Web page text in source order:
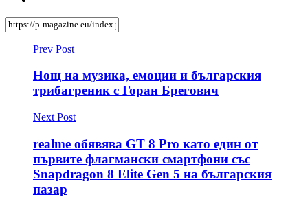
Prev Post
Нощ на музика, емоции и българския
трибагреник с Горан Брегович
Next Post
realme обявява GT 8 Pro като един от
първите флагмански смартфони със
Snapdragon 8 Elite Gen 5 на българския
пазар